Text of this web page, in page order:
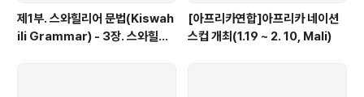
제1부. 스와힐리어 문법(Kiswah
ili Grammar) - 3장. 스와힐리
[아프리카연합]아프리카 네이션
스컵 개최(1.19 ~ 2. 10, Mali)